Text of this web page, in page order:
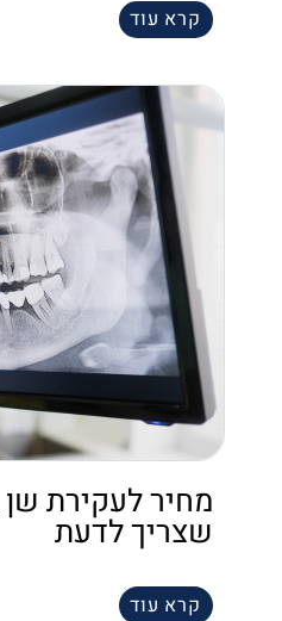
קרא עוד
מחיר לעקירת
שצריך לדעת
קרא עוד